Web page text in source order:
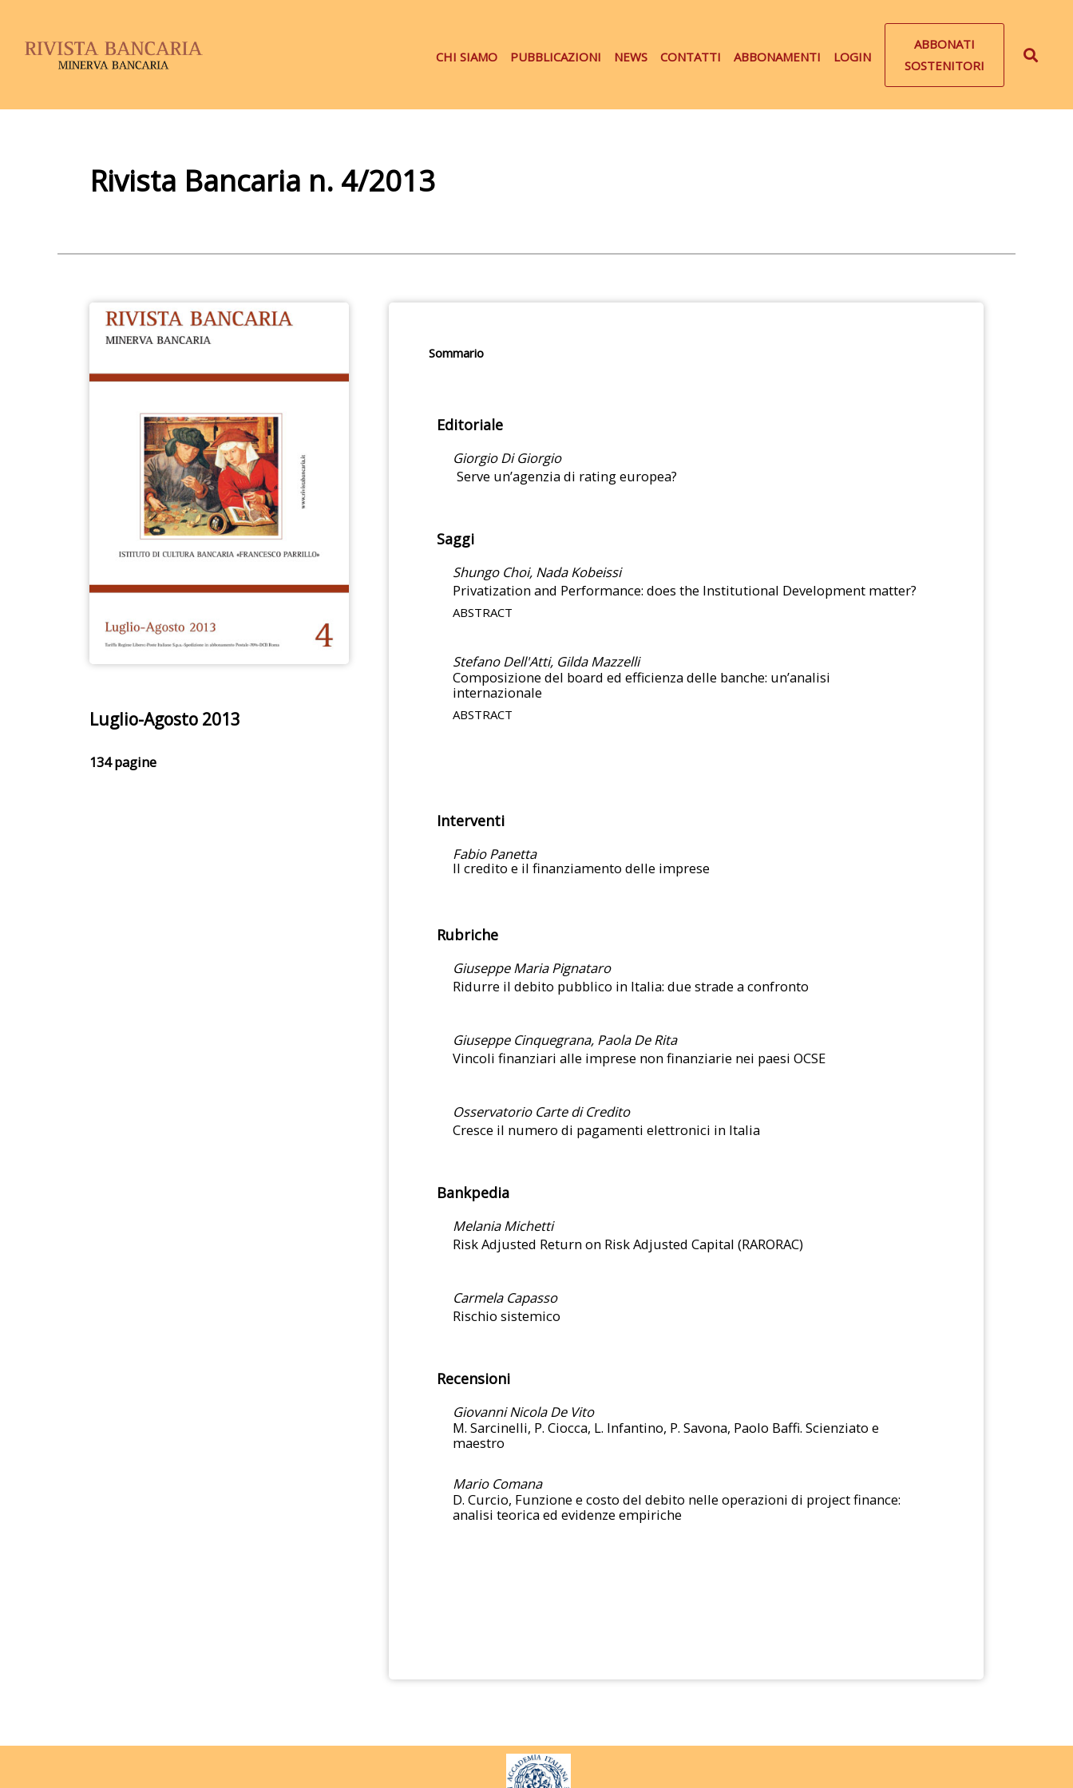
CHI SIAMO PUBBLICAZIONI NEWS CONTATTI ABBONAMENTI LOGIN
ABBONATI
SOSTENITORI
Rivista Bancaria n. 4/2013
Luglio-Agosto 2013
134 pagine
Sommario
Editoriale
Giorgio Di Giorgio
Serve un’agenzia di rating europea?
Saggi
Shungo Choi, Nada Kobeissi
Privatization and Performance: does the Institutional Development matter?
ABSTRACT
Stefano Dell'Atti, Gilda Mazzelli
Composizione del board ed efficienza delle banche: un’analisi
internazionale
ABSTRACT
Interventi
Fabio Panetta
Il credito e il finanziamento delle imprese
Rubriche
Giuseppe Maria Pignataro
Ridurre il debito pubblico in Italia: due strade a confronto
Giuseppe Cinquegrana, Paola De Rita
Vincoli finanziari alle imprese non finanziarie nei paesi OCSE
Osservatorio Carte di Credito
Cresce il numero di pagamenti elettronici in Italia
Bankpedia
Melania Michetti
Risk Adjusted Return on Risk Adjusted Capital (RARORAC)
Carmela Capasso
Rischio sistemico
Recensioni
Giovanni Nicola De Vito
M. Sarcinelli, P. Ciocca, L. Infantino, P. Savona, Paolo Baffi. Scienziato e
maestro
Mario Comana
D. Curcio, Funzione e costo del debito nelle operazioni di project finance:
analisi teorica ed evidenze empiriche